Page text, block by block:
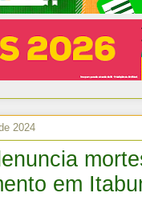
2024
em